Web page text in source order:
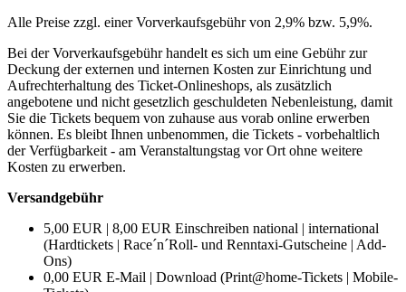
Alle Preise zzgl. einer Vorverkaufsgebühr von 2,9% bzw. 5,9%.
Bei der Vorverkaufsgebühr handelt es sich um eine Gebühr zur
Deckung der externen und internen Kosten zur Einrichtung und
Aufrechterhaltung des Ticket-Onlineshops, als zusätzlich
angebotene und nicht gesetzlich geschuldeten Nebenleistung, damit
Sie die Tickets bequem von zuhause aus vorab online erwerben
können. Es bleibt Ihnen unbenommen, die Tickets - vorbehaltlich
der Verfügbarkeit - am Veranstaltungstag vor Ort ohne weitere
Kosten zu erwerben.
Versandgebühr
5,00 EUR | 8,00 EUR Einschreiben national | international
(Hardtickets | Race´n´Roll- und Renntaxi-Gutscheine | Add-
Ons)
0,00 EUR E-Mail | Download (Print@home-Tickets | Mobile-